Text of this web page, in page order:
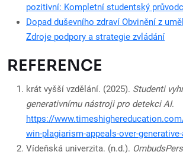
pozitivní: Kompletní studentský
Dopad duševního zdraví Obvinění z
Zdroje podpory a strategie zvládání
REFERENCE
krát vyšší vzdělání. (2025). Studenti
generativnímu nástroji pro detekci AI.
https://
win-plagiarism-appeals-over-
Vídeňská univerzita. (n.d.).